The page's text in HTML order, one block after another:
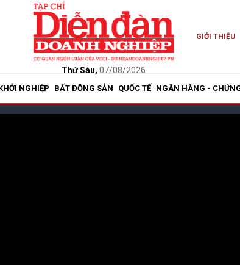
Thứ Sáu, 07/08/2026
GIỚI THIỆU
NGHIỆP BẤT ĐỘNG SẢN QUỐC TẾ NGÂN HÀNG -